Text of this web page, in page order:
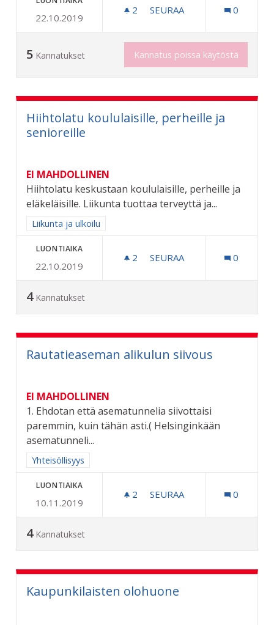
22.10.2019
2 2 SEURAAJAA
SEURAA 0
5 Kannatukset Kannatus poissa käytöstä
Hiihtolatu koululaisille, perheille ja
senioreille
EI MAHDOLLINEN
Hiihtolatu keskustaan koululaisille, perheille ja
eläkeläisille. Liikunta tuottaa terveyttä ja...
Rajaa tulokset aihepiirin mukaan: Liikunta ja ulkoilu
Liikunta ja ulkoilu
LUONTIAIKA
22.10.2019
2 2 SEURAAJAA
SEURAA 0
4 Kannatukset
Rautatieaseman alikulun siivous
EI MAHDOLLINEN
1. Ehdotan että asematunnelia siivottaisi
paremmin, kuin tähän asti.( Helsinginkään
asematunneli...
Rajaa tulokset aihepiirin mukaan: Yhteisöllisyys
Yhteisöllisyys
LUONTIAIKA
10.11.2019
2 2 SEURAAJAA
SEURAA 0
4 Kannatukset
Kaupunkilaisten olohuone